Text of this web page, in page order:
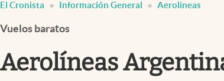
Infotechnology
Clase
Clima
Mundial 2026
El Cronista Información General Aerolineas
Vuelos baratos
Aerolíneas